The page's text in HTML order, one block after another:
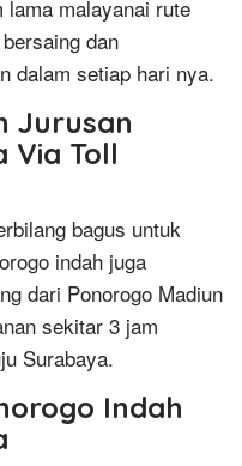
lama malayanai rute
dan
dalam setiap hari nya.
Jurusan
Via Toll
bagus untuk
indah juga
dari Ponorogo Madiun
sekitar 3 jam
Surabaya.
Indah